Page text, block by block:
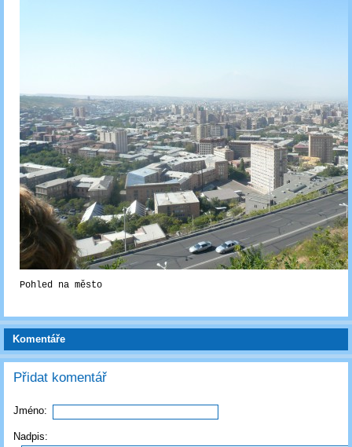
Pohled na město
Komentáře
Přidat komentář
Jméno:
Nadpis: